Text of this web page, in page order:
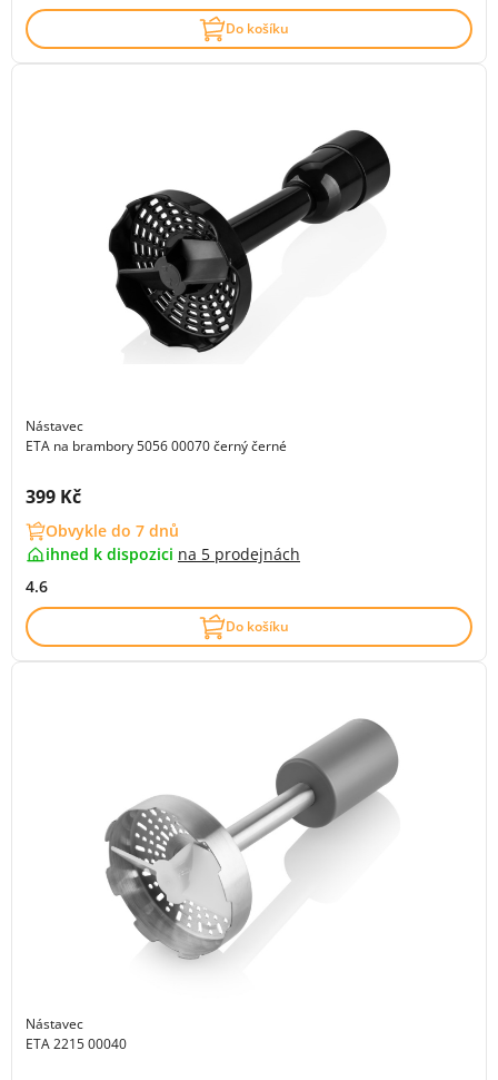
Do košíku
Nástavec
ETA na brambory 5056 00070 černý černé
Cena s DPH:
399 Kč
Obvykle do 7 dnů
ihned k dispozici na 5 prodejnách
4.6
Do košíku
Nástavec
ETA 2215 00040